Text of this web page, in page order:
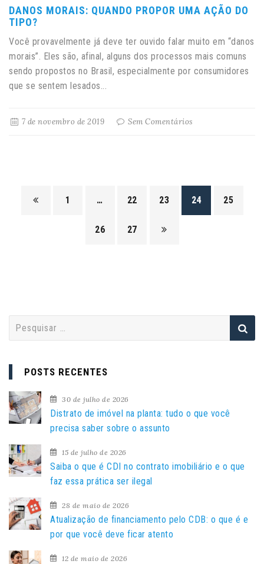
DANOS MORAIS: QUANDO PROPOR UMA AÇÃO DO
TIPO?
Você provavelmente já deve ter ouvido falar muito em “danos
morais”. Eles são, afinal, alguns dos processos mais comuns
sendo propostos no Brasil, especialmente por consumidores
que se sentem lesados...
7 de novembro de 2019 Sem Comentários
1 … 22 23 24 25
26 27
q
u
i
s
a
p
o
:
POSTS RECENTES
30 de julho de 2026
Distrato de imóvel na planta: tudo o que você
precisa saber sobre o assunto
15 de julho de 2026
Saiba o que é CDI no contrato imobiliário e o que
faz essa prática ser ilegal
28 de maio de 2026
Atualização de financiamento pelo CDB: o que é e
por que você deve ficar atento
12 de maio de 2026